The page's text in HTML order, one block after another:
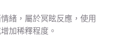
緒，屬於冥眩反應，使用
加稀釋程度。